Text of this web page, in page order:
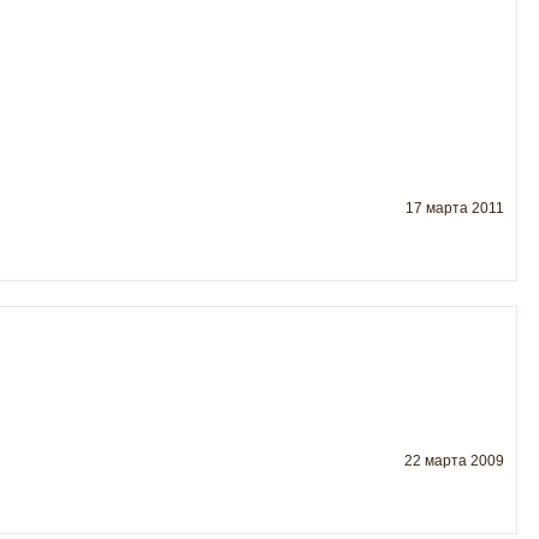
17 марта 2011
22 марта 2009